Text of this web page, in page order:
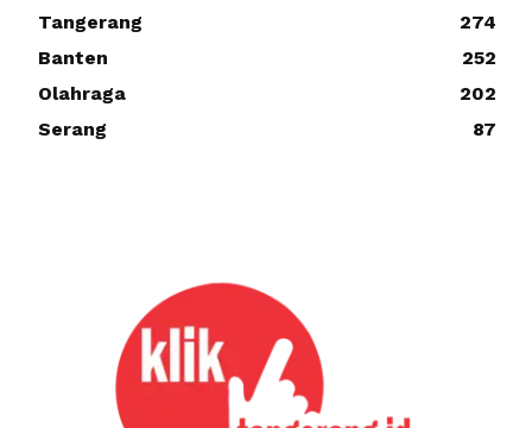
Tangerang
274
Banten
252
Olahraga
202
Serang
87